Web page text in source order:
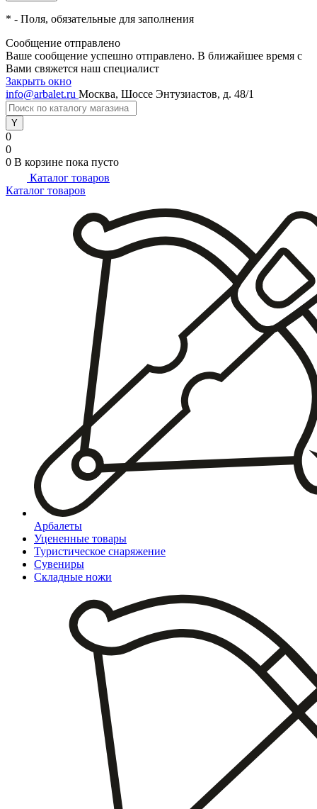
* - Поля, обязательные для заполнения
Сообщение отправлено
Ваше сообщение успешно отправлено. В ближайшее время с
Вами свяжется наш специалист
Закрыть окно
info@arbalet.ru Москва, Шоссе Энтузиастов, д. 48/1
0
0
0 В корзине пока пусто
Каталог товаров
Каталог товаров
Арбалеты
Уцененные товары
Туристическое снаряжение
Сувениры
Складные ножи